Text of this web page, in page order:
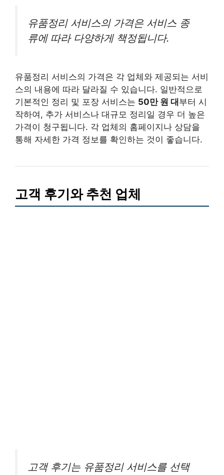
유품정리 서비스의 가격은 서비스 종
류에 따라 다양하게 책정됩니다.
유품정리 서비스의 가격은 각 업체와 제공되는 서비
스의 내용에 따라 달라질 수 있습니다. 일반적으로
기본적인 정리 및 포장 서비스는 50만 원 대 부터 시
작하여, 추가 서비스나 대규모 정리일 경우 더 높은
가격이 청구됩니다. 각 업체의 홈페이지나 상담을
통해 자세한 가격 정보를 확인하는 것이 좋습니다.
고객 후기와 추천 업체
고객 후기는 유품정리 서비스를 선택